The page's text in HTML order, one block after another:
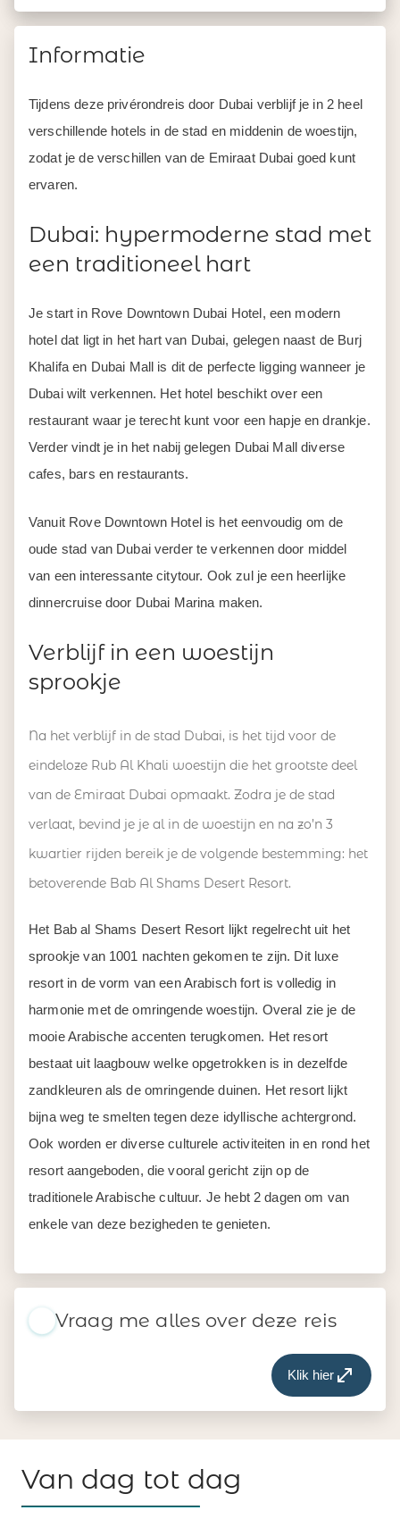
Informatie
Tijdens deze privérondreis door Dubai verblijf je in 2 heel
verschillende hotels in de stad en middenin de woestijn,
zodat je de verschillen van de Emiraat Dubai goed kunt
ervaren.
Dubai: hypermoderne stad met
een traditioneel hart
Je start in Rove Downtown Dubai Hotel, een modern
hotel dat ligt in het hart van Dubai, gelegen naast de Burj
Khalifa en Dubai Mall is dit de perfecte ligging wanneer je
Dubai wilt verkennen. Het hotel beschikt over een
restaurant waar je terecht kunt voor een hapje en drankje.
Verder vindt je in het nabij gelegen Dubai Mall diverse
cafes, bars en restaurants.
Vanuit Rove Downtown Hotel is het eenvoudig om de
oude stad van Dubai verder te verkennen door middel
van een interessante citytour. Ook zul je een heerlijke
dinnercruise door Dubai Marina maken.
Verblijf in een woestijn
sprookje
Na het verblijf in de stad Dubai, is het tijd voor de
eindeloze Rub Al Khali woestijn die het grootste deel
van de Emiraat Dubai opmaakt. Zodra je de stad
verlaat, bevind je je al in de woestijn en na zo’n 3
kwartier rijden bereik je de volgende bestemming: het
betoverende Bab Al Shams Desert Resort.
Het Bab al Shams Desert Resort lijkt regelrecht uit het
sprookje van 1001 nachten gekomen te zijn. Dit luxe
resort in de vorm van een Arabisch fort is volledig in
harmonie met de omringende woestijn. Overal zie je de
mooie Arabische accenten terugkomen. Het resort
bestaat uit laagbouw welke opgetrokken is in dezelfde
zandkleuren als de omringende duinen. Het resort lijkt
bijna weg te smelten tegen deze idyllische achtergrond.
Ook worden er diverse culturele activiteiten in en rond het
resort aangeboden, die vooral gericht zijn op de
traditionele Arabische cultuur. Je hebt 2 dagen om van
enkele van deze bezigheden te genieten.
Vraag me alles over deze reis
Klik hier
Van dag tot dag